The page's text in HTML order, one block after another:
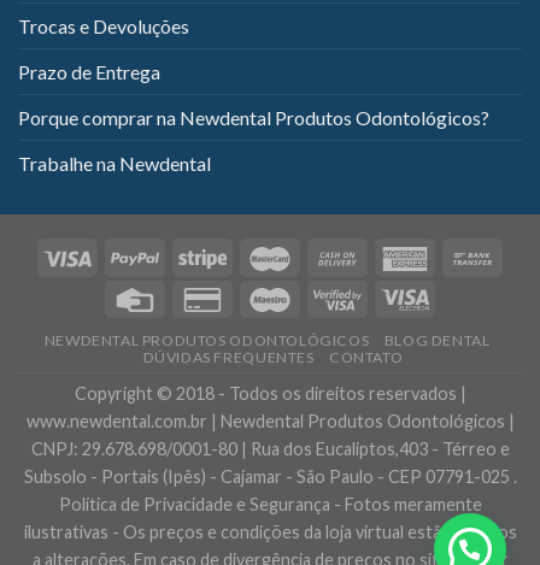
Trocas e Devoluções
Prazo de Entrega
Porque comprar na Newdental Produtos Odontológicos?
Trabalhe na Newdental
NEWDENTAL PRODUTOS ODONTOLÓGICOS
BLOG DENTAL
DÚVIDAS FREQUENTES
CONTATO
Copyright © 2018 - Todos os direitos reservados |
www.newdental.com.br | Newdental Produtos Odontológicos |
CNPJ: 29.678.698/0001-80 | Rua dos Eucaliptos,403 - Térreo e
Subsolo - Portais (Ipês) - Cajamar - São Paulo - CEP 07791-025 .
Política de Privacidade e Segurança - Fotos meramente
ilustrativas - Os preços e condições da loja virtual estão sujeitos
a alterações. Em caso de divergência de preços no site, o valor